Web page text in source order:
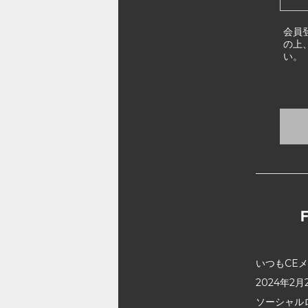
会員
の上
い。
いつもCE
2024年2月
ソーシャ